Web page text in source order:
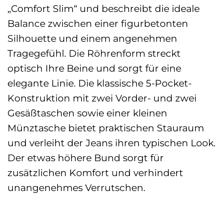
„Comfort Slim“ und beschreibt die ideale
Balance zwischen einer figurbetonten
Silhouette und einem angenehmen
Tragegefühl. Die Röhrenform streckt
optisch Ihre Beine und sorgt für eine
elegante Linie. Die klassische 5-Pocket-
Konstruktion mit zwei Vorder- und zwei
Gesäßtaschen sowie einer kleinen
Münztasche bietet praktischen Stauraum
und verleiht der Jeans ihren typischen Look.
Der etwas höhere Bund sorgt für
zusätzlichen Komfort und verhindert
unangenehmes Verrutschen.